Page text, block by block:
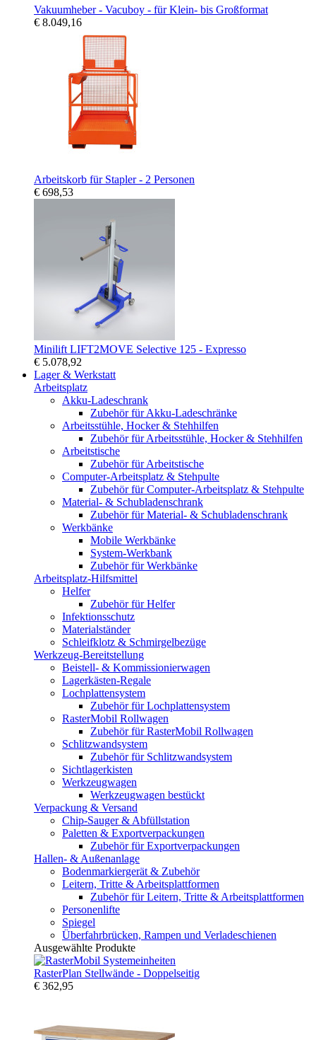
Vakuumheber - Vacuboy - für Klein- bis Großformat
€ 8.049,16
Arbeitskorb für Stapler - 2 Personen
€ 698,53
Minilift LIFT2MOVE Selective 125 - Expresso
€ 5.078,92
Lager & Werkstatt
Arbeitsplatz
Akku-Ladeschrank
Zubehör für Akku-Ladeschränke
Arbeitsstühle, Hocker & Stehhilfen
Zubehör für Arbeitsstühle, Hocker & Stehhilfen
Arbeitstische
Zubehör für Arbeitstische
Computer-Arbeitsplatz & Stehpulte
Zubehör für Computer-Arbeitsplatz & Stehpulte
Material- & Schubladenschrank
Zubehör für Material- & Schubladenschrank
Werkbänke
Mobile Werkbänke
System-Werkbank
Zubehör für Werkbänke
Arbeitsplatz-Hilfsmittel
Helfer
Zubehör für Helfer
Infektionsschutz
Materialständer
Schleifklotz & Schmirgelbezüge
Werkzeug-Bereitstellung
Beistell- & Kommissionierwagen
Lagerkästen-Regale
Lochplattensystem
Zubehör für Lochplattensystem
RasterMobil Rollwagen
Zubehör für RasterMobil Rollwagen
Schlitzwandsystem
Zubehör für Schlitzwandsystem
Sichtlagerkisten
Werkzeugwagen
Werkzeugwagen bestückt
Verpackung & Versand
Chip-Sauger & Abfüllstation
Paletten & Exportverpackungen
Zubehör für Exportverpackungen
Hallen- & Außenanlage
Bodenmarkiergerät & Zubehör
Leitern, Tritte & Arbeitsplattformen
Zubehör für Leitern, Tritte & Arbeitsplattformen
Personenlifte
Spiegel
Überfahrbrücken, Rampen und Verladeschienen
Ausgewählte Produkte
RasterPlan Stellwände - Doppelseitig
€ 362,95